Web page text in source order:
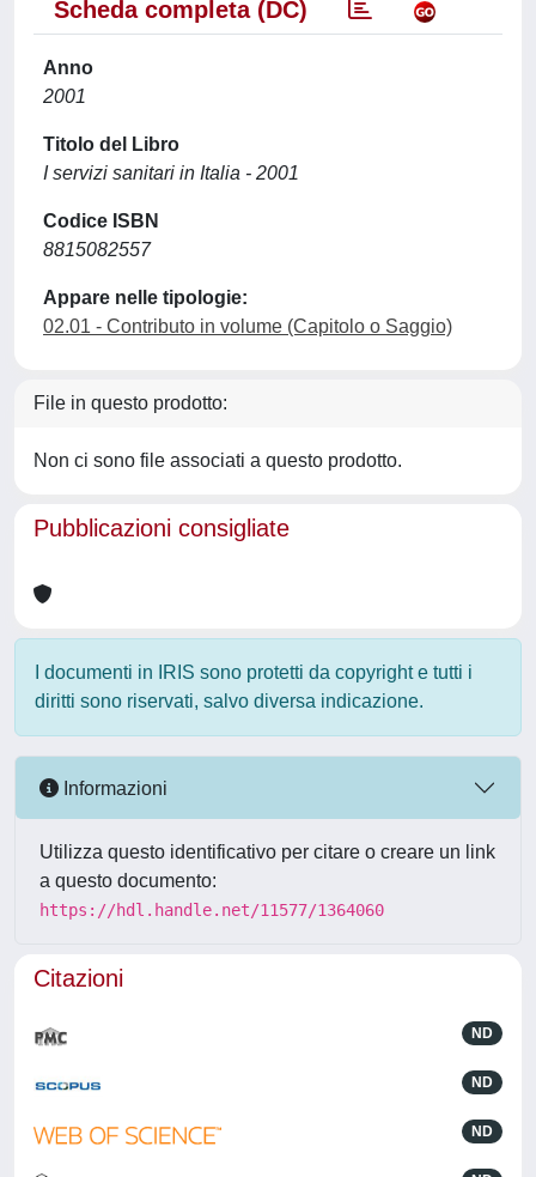
Scheda completa (DC)
Anno
2001
Titolo del Libro
I servizi sanitari in Italia - 2001
Codice ISBN
8815082557
Appare nelle tipologie:
02.01 - Contributo in volume (Capitolo o Saggio)
File in questo prodotto:
Non ci sono file associati a questo prodotto.
Pubblicazioni consigliate
I documenti in IRIS sono protetti da copyright e tutti i
diritti sono riservati, salvo diversa indicazione.
Informazioni
Utilizza questo identificativo per citare o creare un link
a questo documento:
https://hdl.handle.net/11577/1364060
Citazioni
ND
ND
ND